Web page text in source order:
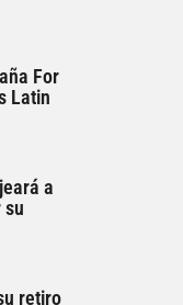
For
Latin
a
su
retiro